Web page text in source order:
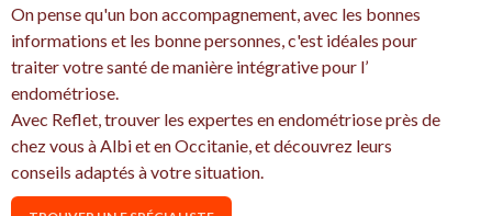
On pense qu'un bon accompagnement, avec les bonnes
informations et les bonne personnes, c'est idéales pour
traiter votre santé de manière intégrative pour l’
endométriose.
Avec Reflet, trouver les expertes en endométriose près de
chez vous à Albi et en Occitanie, et découvrez leurs
conseils adaptés à votre situation.